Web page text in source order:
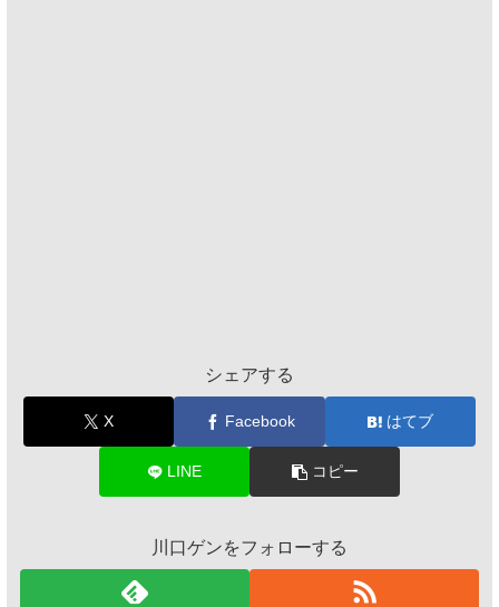
シェアする
X Facebook はてブ
LINE コピー
川口ゲンをフォローする